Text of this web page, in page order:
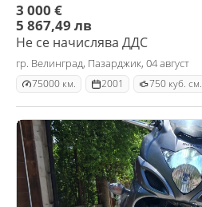
3 000 €
5 867,49 лв
Не се начислява ДДС
гр. Велинград, Пазарджик, 04 август
75000 км. 2001 750 куб. см.